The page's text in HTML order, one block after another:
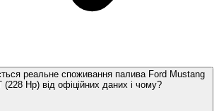
реальне споживання палива Ford Mustang
Hp) від офіційних даних і чому?